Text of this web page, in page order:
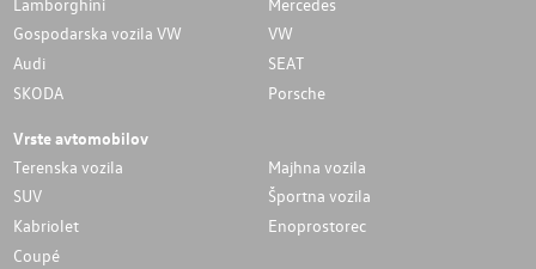
Gospodarska vozila VW
VW
Audi
SEAT
SKODA
Porsche
Vrste avtomobilov
Terenska vozila
Majhna vozila
SUV
Športna vozila
Kabriolet
Enoprostorec
Coupé